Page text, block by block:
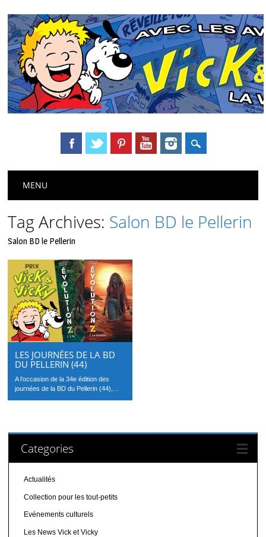
Main menu
MENU
Tag Archives: Salon BD le Pellerin
Salon BD le Pellerin
LES JOURNÉES DE LA BD
DU PELLERIN (44)
A l’occasion de la 34e édition des
journées de la BD du Pellerin (44),...
Categories
Actualités
Collection pour les tout-petits
Evénements culturels
Les News Vick et Vicky